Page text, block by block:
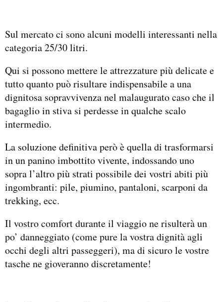
Sul mercato ci sono alcuni modelli interessanti nella
categoria 25/30 litri.
Qui si possono mettere le attrezzature più delicate e
tutto quanto può risultare indispensabile a una
dignitosa sopravvivenza nel malaugurato caso che il
bagaglio in stiva si perdesse in qualche scalo
intermedio.
La soluzione definitiva però è quella di trasformarsi
in un panino imbottito vivente, indossando uno
sopra l’altro più strati possibile dei vostri abiti più
ingombranti: pile, piumino, pantaloni, scarponi da
trekking, ecc.
Il vostro comfort durante il viaggio ne risulterà un
po’ danneggiato (come pure la vostra dignità agli
occhi degli altri passeggeri), ma di sicuro le vostre
tasche ne gioveranno discretamente!